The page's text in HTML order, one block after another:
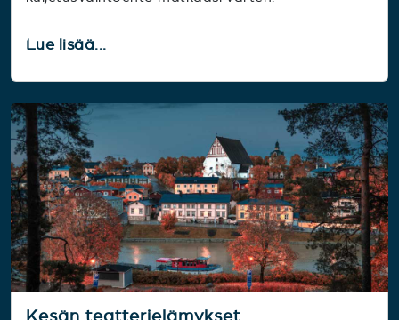
Lue lisää...
Kesän teatterielämykset